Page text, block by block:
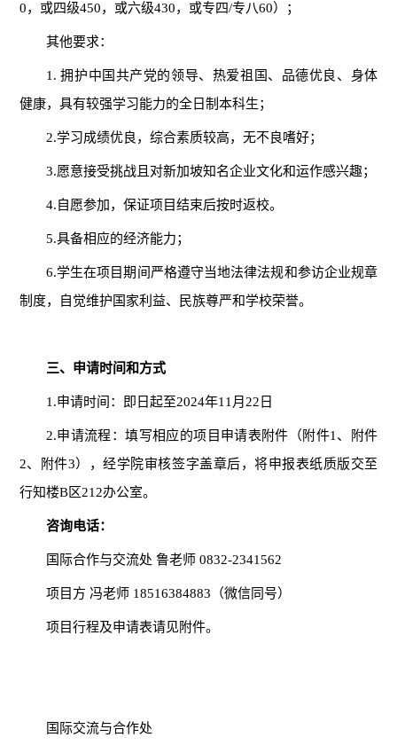
0，或四级450，或六级430，或专四/专八60）；
其他要求：
1. 拥护中国共产党的领导、热爱祖国、品德优良、身体
健康，具有较强学习能力的全日制本科生；
2.学习成绩优良，综合素质较高，无不良嗜好；
3.愿意接受挑战且对新加坡知名企业文化和运作感兴趣；
4.自愿参加，保证项目结束后按时返校。
5.具备相应的经济能力；
6.学生在项目期间严格遵守当地法律法规和参访企业规章
制度，自觉维护国家利益、民族尊严和学校荣誉。
三、申请时间和方式
1.申请时间：即日起至2024年11月22日
2.申请流程：填写相应的项目申请表附件（附件1、附件
2、附件3），经学院审核签字盖章后，将申报表纸质版交至
行知楼B区212办公室。
咨询电话：
国际合作与交流处 鲁老师 0832-2341562
项目方 冯老师 18516384883（微信同号）
项目行程及申请表请见附件。
国际交流与合作处